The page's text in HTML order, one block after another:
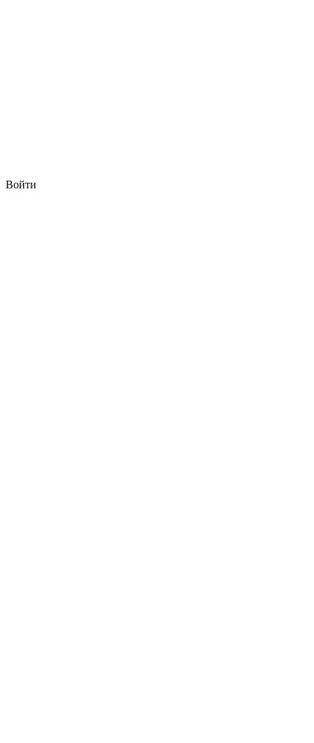
Войти